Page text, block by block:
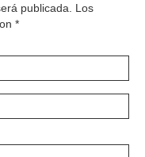
publicada.
Los
*